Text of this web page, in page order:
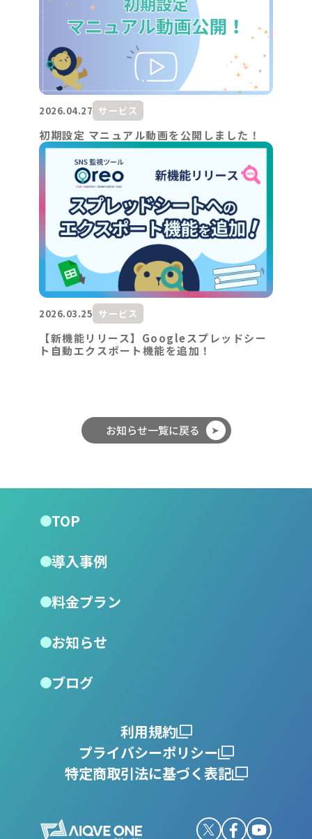
2026.04.27 サービス
初期設定 マニュアル動画を公開しました！
2026.03.25 サービス
【新機能リリース】Googleスプレッドシー
ト自動エクスポート機能を追加！
お知らせ一覧に戻る
TOP
導入事例
料金プラン
お知らせ
ブログ
利用規約
プライバシーポリシー
特定商取引法に基づく表記